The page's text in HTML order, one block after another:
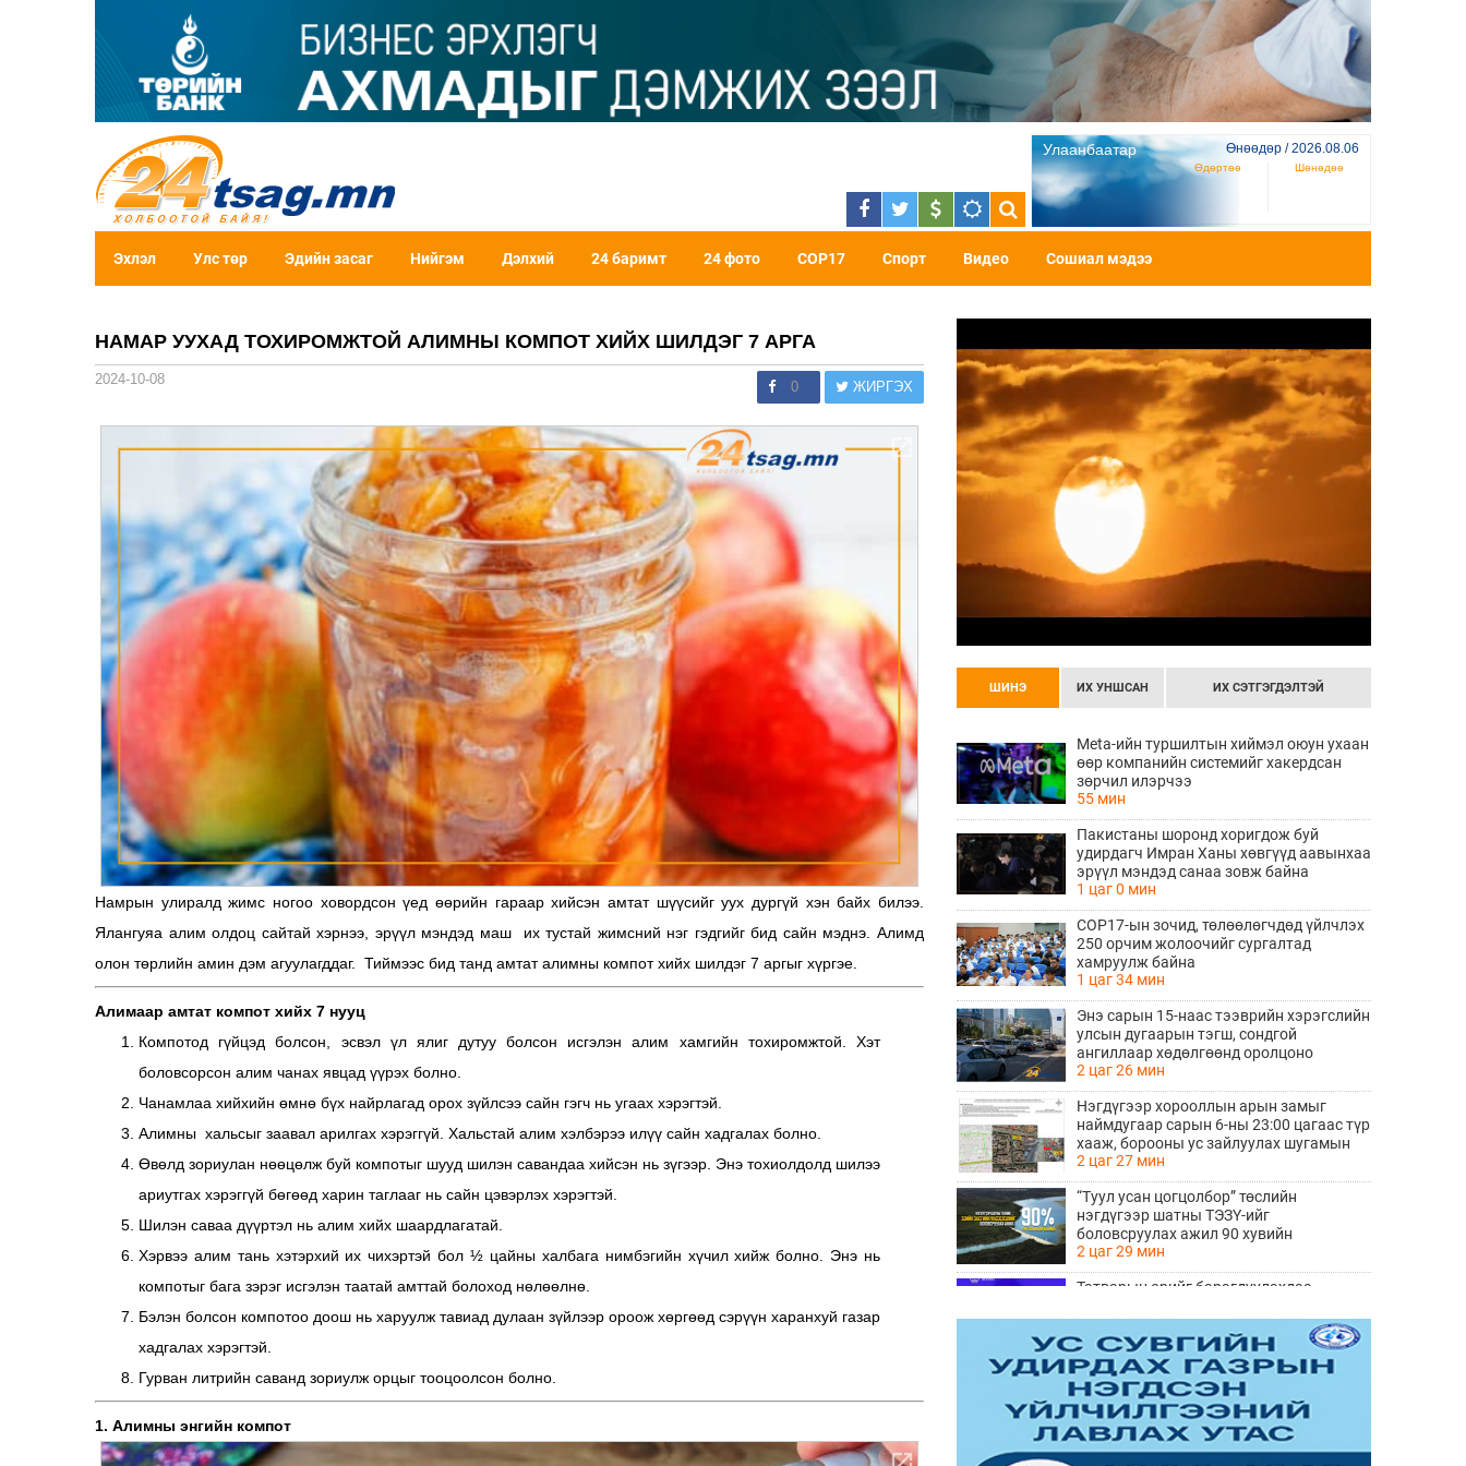
Улаанбаатар Өнөөдөр / 2026.08.06
Өдөртөө Шөнөдөө
Эхлэл Улс төр Эдийн засаг Нийгэм Дэлхий 24 баримт 24 фото COP17 Спорт Видео Сошиал мэдээ
НАМАР УУХАД ТОХИРОМЖТОЙ АЛИМНЫ КОМПОТ ХИЙХ ШИЛДЭГ 7 АРГА
2024-10-08 0 ЖИРГЭХ
Намрын улиралд жимс ногоо ховордсон үед өөрийн гараар хийсэн амтат шүүсийг уух дургүй хэн байх билээ.
Ялангуяа алим олдоц сайтай хэрнээ, эрүүл мэндэд маш их тустай жимсний нэг гэдгийг бид сайн мэднэ. Алимд
олон төрлийн амин дэм агуулагддаг. Тиймээс бид танд амтат алимны компот хийх шилдэг 7 аргыг хүргэе.
Алимаар амтат компот хийх 7 нууц
Компотод гүйцэд болсон, эсвэл үл ялиг дутуу болсон исгэлэн алим хамгийн тохиромжтой. Хэт
боловсорсон алим чанах явцад үүрэх болно.
Чанамлаа хийхийн өмнө бүх найрлагад орох зүйлсээ сайн гэгч нь угаах хэрэгтэй.
Алимны хальсыг заавал арилгах хэрэггүй. Хальстай алим хэлбэрээ илүү сайн хадгалах болно.
Өвөлд зориулан нөөцөлж буй компотыг шууд шилэн савандаа хийсэн нь зүгээр. Энэ тохиолдолд шилээ
ариутгах хэрэггүй бөгөөд харин таглааг нь сайн цэвэрлэх хэрэгтэй.
Шилэн саваа дүүртэл нь алим хийх шаардлагатай.
Хэрвээ алим тань хэтэрхий их чихэртэй бол ½ цайны халбага нимбэгийн хүчил хийж болно. Энэ нь
компотыг бага зэрэг исгэлэн таатай амттай болоход нөлөөлнө.
Бэлэн болсон компотоо доош нь харуулж тавиад дулаан зүйлээр ороож хөргөөд сэрүүн харанхуй газар
хадгалах хэрэгтэй.
Гурван литрийн саванд зориулж орцыг тооцоолсон болно.
1. Алимны энгийн компот
ШИНЭ ИХ УНШСАН ИХ СЭТГЭГДЭЛТЭЙ
Meta-ийн туршилтын хиймэл оюун ухаан
өөр компанийн системийг хакердсан
зөрчил илэрчээ
55 мин
Пакистаны шоронд хоригдож буй
удирдагч Имран Ханы хөвгүүд аавынхаа
эрүүл мэндэд санаа зовж байна
1 цаг 0 мин
COP17-ын зочид, төлөөлөгчдөд үйлчлэх
250 орчим жолоочийг сургалтад
хамруулж байна
1 цаг 34 мин
Энэ сарын 15-наас тээврийн хэрэгслийн
улсын дугаарын тэгш, сондгой
ангиллаар хөдөлгөөнд оролцоно
2 цаг 26 мин
Нэгдүгээр хорооллын арын замыг
наймдугаар сарын 6-ны 23:00 цагаас түр
хааж, борооны ус зайлуулах шугамын
хөндлөн сэтэлгээ хийнэ
2 цаг 27 мин
“Туул усан цогцолбор” төслийн
нэгдүгээр шатны ТЭЗҮ-ийг
боловсруулах ажил 90 хувийн
гүйцэтгэлтэй байна
2 цаг 29 мин
Татварын өрийг барагдуулахдаа
үлдээхээр хуульчилж, татварын
тайлангаа залруулах хугацааг хоёр жил
болгон сунгажээ
2 цаг 42 мин
Хятад АНУ-ын хориг арга хэмжээнд
хариу барьж, дроны экспортод
хязгаарлалт тавилаа
2 цаг 51 мин